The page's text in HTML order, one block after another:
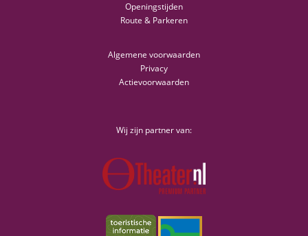
Openingstijden
Route & Parkeren
Algemene voorwaarden
Privacy
Actievoorwaarden
Wij zijn partner van: